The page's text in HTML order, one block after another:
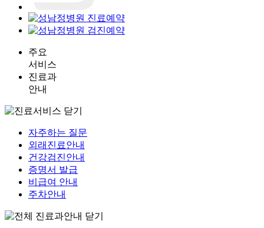
주요
서비스
진료과
안내
자주하는 질문
외래진료안내
건강검진안내
증명서 발급
비급여 안내
주차안내